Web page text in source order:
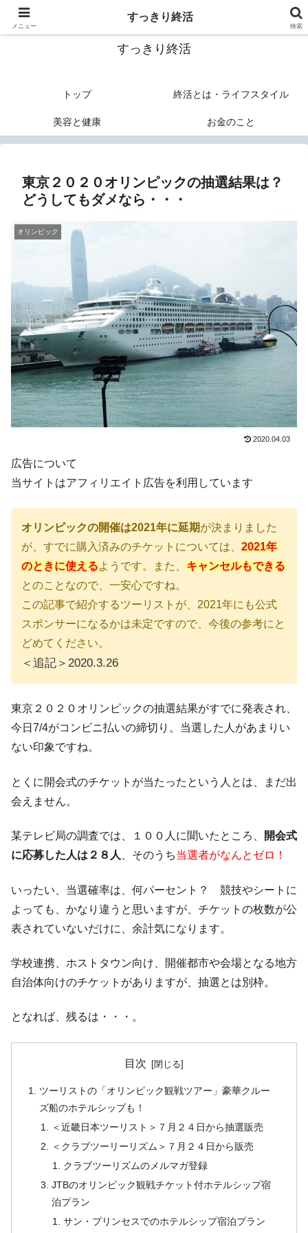
終活のヒントあれこれ
すっきり終活
トップ 終活とは・ライフスタイル
美容と健康 お金のこと
東京２０２０オリンピックの抽選結果は？
どうしてもダメなら・・・
オリンピック
2020.04.03
広告について
当サイトはアフィリエイト広告を利用しています
オリンピックの開催は2021年に延期が決まりました
が、すでに購入済みのチケットについては、 2021年
のときに使えるようです。また、 キャンセルもできる
とのことなので、一安心ですね。
この記事で紹介するツーリストが、2021年にも公式
スポンサーになるかは未定ですので、今後の参考にと
どめてください。
＜追記＞2020.3.26
東京２０２０オリンピックの抽選結果がすでに発表され、
今日7/4がコンビニ払いの締切り。当選した人があまりい
ない印象ですね。
とくに開会式のチケットが当たったという人とは、まだ出
会えません。
某テレビ局の調査では、１００人に聞いたところ、
開会式
に応募した人は２８人
、そのうち当選者がなんとゼロ！
いったい、当選確率は、何パーセント？ 競技やシートに
よっても、かなり違うと思いますが、チケットの枚数が公
表されていないだけに、余計気になります。
学校連携、ホストタウン向け、開催都市や会場となる地方
自治体向けのチケットがありますが、抽選とは別枠。
となれば、残るは・・・。
目次
ツーリストの「オリンピック観戦ツアー」豪華クルー
ズ船のホテルシップも！
＜近畿日本ツーリスト＞７月２４日から抽選販売
＜クラブツーリーリズム＞７月２４日から販売
クラブツーリズムのメルマガ登録
JTBのオリンピック観戦チケット付ホテルシップ宿
泊プラン
サン・プリンセスでのホテルシップ宿泊プラン
メニュー
すっきり終活
検索